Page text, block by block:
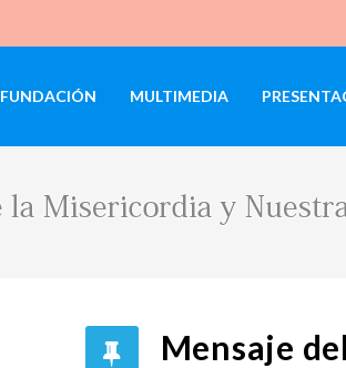
FUNDACIÓN MULTIMEDIA
Mensaje